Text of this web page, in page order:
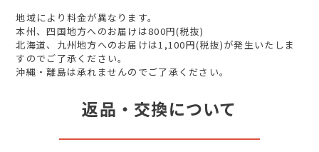
地域により料金が異なります。
本州、四国地方へのお届けは800円(税抜)
北海道、九州地方へのお届けは1,100円(税抜)が発生いたしま
すのでご了承ください。
沖縄・離島は承れませんのでご了承ください。
返品・交換について